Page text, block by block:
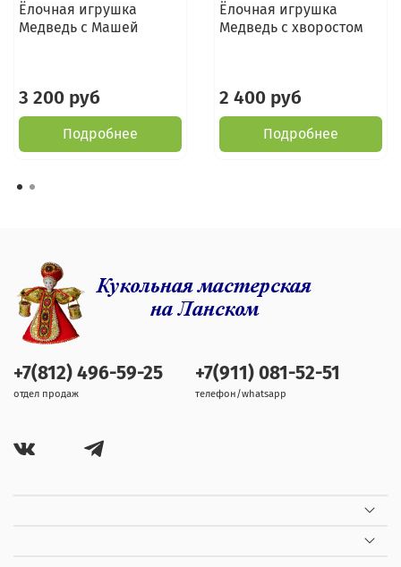
Ёлочная игрушка
Медведь с Машей
3 200 руб
Подробнее
Ёлочная игрушка
Медведь с хворостом
2 400 руб
Подробнее
+7(812) 496-59-25
отдел продаж
+7(911) 081-52-51
телефон/whatsapp